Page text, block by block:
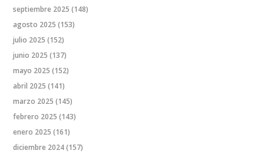
septiembre 2025 (148)
agosto 2025 (153)
julio 2025 (152)
junio 2025 (137)
mayo 2025 (152)
abril 2025 (141)
marzo 2025 (145)
febrero 2025 (143)
enero 2025 (161)
diciembre 2024(157)